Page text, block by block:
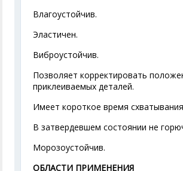
Влагоустойчив.
Эластичен.
Виброустойчив.
Позволяет корректировать
приклеиваемых деталей.
Имеет короткое время
В затвердевшем состоянии не
Морозоустойчив.
ОБЛАСТИ ПРИМЕНЕНИЯ